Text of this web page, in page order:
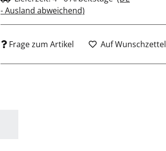
- Ausland abweichend)
Frage zum Artikel Auf Wunschzettel